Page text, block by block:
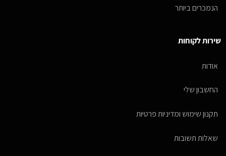
הנמכרים ביותר
שירות לקוחות
אודות
החשבון שלי
תקנון שימוש ומדיניות פרטיות
שאלות תשובות